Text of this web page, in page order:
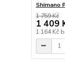
Shimano
1 759 Kč
1 409
1 164 Kč